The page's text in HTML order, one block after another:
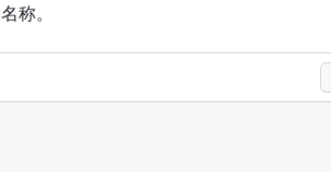
称。